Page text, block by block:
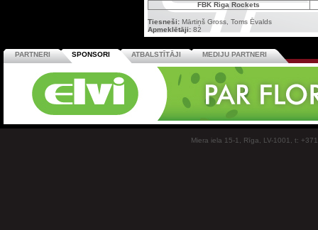
FBK Riga Rockets
Tiesneši: Mārtiņš Gross, Toms Ēvalds
Apmeklētāji: 82
PARTNERI SPONSORI ATBALSTĪTĀJI MEDIJU PARTNERI
Miera iela 15-1, Rīga, LV-1001, t: